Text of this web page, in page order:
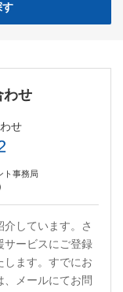
す
わせ
せ
ト事務局
しています。さ
サービスにご登録
します。すでにお
メールにてお問